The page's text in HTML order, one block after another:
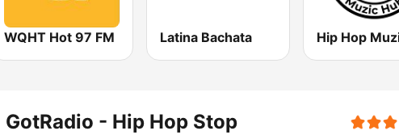
WQHT Hot 97 FM Latina Bachata
GotRadio - Hip Hop Stop